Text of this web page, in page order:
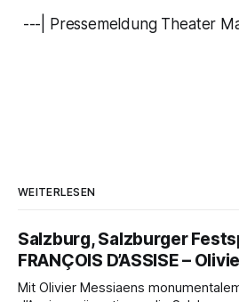
---| Pressemeldung Theater
WEITERLESEN
Salzburg, Salzburger
FRANÇOIS D’ASSISE –
Mit Olivier Messiaens